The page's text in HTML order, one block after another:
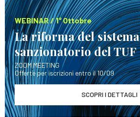
WEBINAR / 1° Ottobre
La riforma del sistema
sanzionatorio del TUF
ZOOM MEETING
Offerte per iscrizioni entro il 10/09
SCOPRI I DETTAGLI